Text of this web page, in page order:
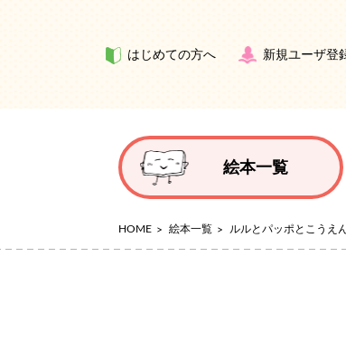
はじめての方へ 新規ユーザ登
絵本一覧
HOME 絵本一覧 ルルとパッポとこうえ